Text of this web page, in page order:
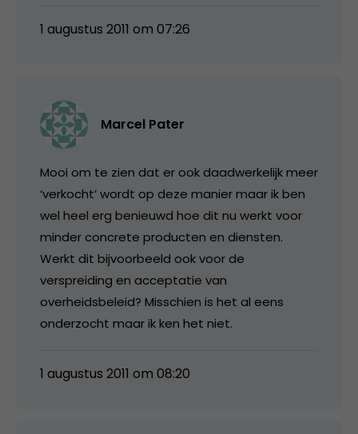
1 augustus 2011 om 07:26
Marcel Pater
Mooi om te zien dat er ook daadwerkelijk meer
‘verkocht’ wordt op deze manier maar ik ben
wel heel erg benieuwd hoe dit nu werkt voor
minder concrete producten en diensten.
Werkt dit bijvoorbeeld ook voor de
verspreiding en acceptatie van
overheidsbeleid? Misschien is het al eens
onderzocht maar ik ken het niet.
1 augustus 2011 om 08:20